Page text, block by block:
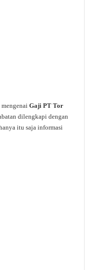
mengenaiGaji PT Tor
dilengkapi dengan
itu saja informasi